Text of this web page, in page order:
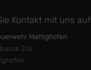
Kontakt mit uns auf
Mattighofen
23a